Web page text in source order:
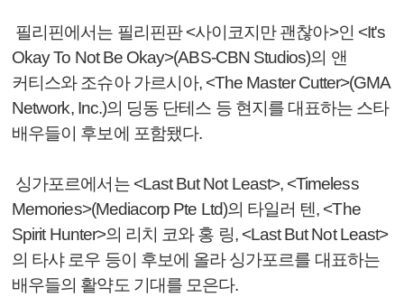
필리핀에서는 필리핀판 <사이코지만 괜찮아>인 <It's
Okay To Not Be Okay>(ABS-CBN Studios)의 앤
커티스와 조슈아 가르시아, <The Master Cutter>(GMA
Network, Inc.)의 딩동 단테스 등 현지를 대표하는 스타
배우들이 후보에 포함됐다.
싱가포르에서는 <Last But Not Least>, <Timeless
Memories>(Mediacorp Pte Ltd)의 타일러 텐, <The
Spirit Hunter>의 리치 코와 홍 링, <Last But Not Least>
의 타샤 로우 등이 후보에 올라 싱가포르를 대표하는
배우들의 활약도 기대를 모은다.